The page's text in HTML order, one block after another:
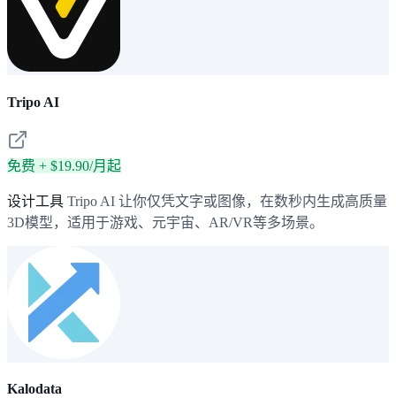
Tripo AI
免费 + $19.90/月起
设计工具 Tripo AI 让你仅凭文字或图像，在数秒内生成高质量
3D模型，适用于游戏、元宇宙、AR/VR等多场景。
Kalodata